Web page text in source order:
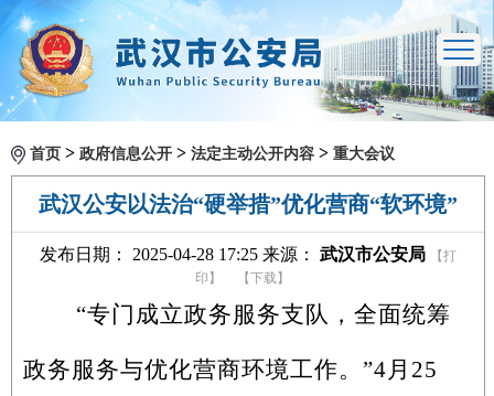
首页 > 政府信息公开 > 法定主动公开内容 > 重大会议
武汉公安以法治“硬举措”优化营商“软环境”
发布日期： 2025-04-28 17:25 来源： 武汉市公安局
【打
印】
【下载】
“专门成立政务服务支队，全面统筹
政务服务与优化营商环境工作。”4月25